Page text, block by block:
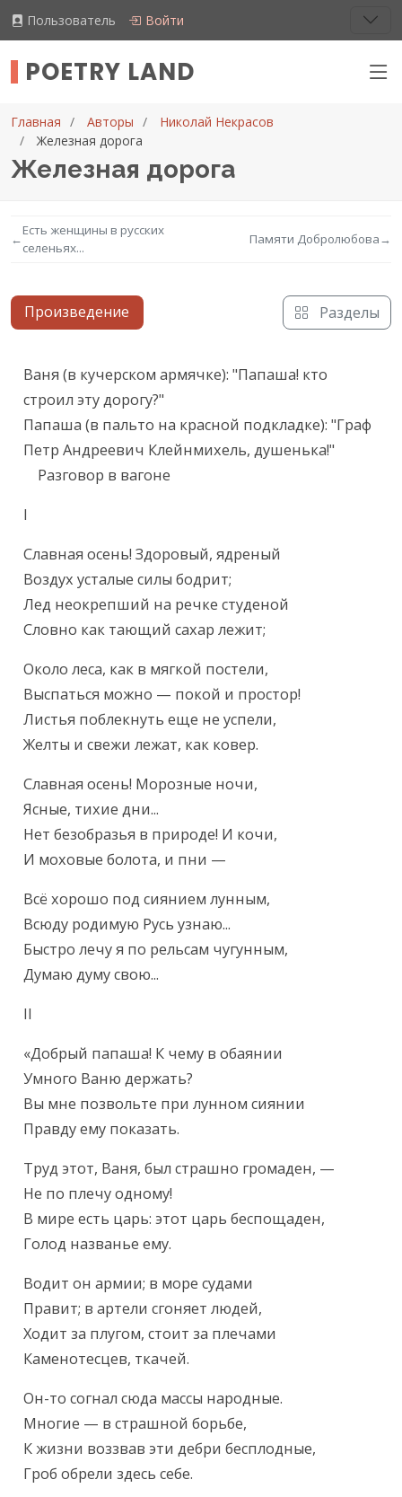
Пользователь Войти
POETRY LAND
Главная Авторы
Николай Некрасов
Железная дорога
Железная дорога
←
Есть женщины в русских
селеньях...
Памяти Добролюбова→
Произведение Разделы
Текст произведения
Ваня (в кучерском армячке): "Папаша! кто
строил эту дорогу?"
Папаша (в пальто на красной подкладке): "Граф
Петр Андреевич Клейнмихель, душенька!"
    Разговор в вагоне
I
Славная осень! Здоровый, ядреный
Воздух усталые силы бодрит;
Лед неокрепший на речке студеной
Словно как тающий сахар лежит;
Около леса, как в мягкой постели,
Выспаться можно — покой и простор!
Листья поблекнуть еще не успели,
Желты и свежи лежат, как ковер.
Славная осень! Морозные ночи,
Ясные, тихие дни...
Нет безобразья в природе! И кочи,
И моховые болота, и пни —
Всё хорошо под сиянием лунным,
Всюду родимую Русь узнаю...
Быстро лечу я по рельсам чугунным,
Думаю думу свою...
II
«Добрый папаша! К чему в обаянии
Умного Ваню держать?
Вы мне позвольте при лунном сиянии
Правду ему показать.
Труд этот, Ваня, был страшно громаден, —
Не по плечу одному!
В мире есть царь: этот царь беспощаден,
Голод названье ему.
Водит он армии; в море судами
Правит; в артели сгоняет людей,
Ходит за плугом, стоит за плечами
Каменотесцев, ткачей.
Он-то согнал сюда массы народные.
Многие — в страшной борьбе,
К жизни воззвав эти дебри бесплодные,
Гроб обрели здесь себе.